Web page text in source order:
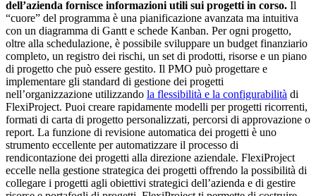
dell’azienda fornisce informazioni utili sui progetti in corso. Il
“cuore” del programma è una pianificazione avanzata ma intuitiva
con un diagramma di Gantt e schede Kanban. Per ogni progetto,
oltre alla schedulazione, è possibile sviluppare un budget finanziario
completo, un registro dei rischi, un set di prodotti, risorse e un piano
di progetto che può essere gestito. Il PMO può progettare e
implementare gli standard di gestione dei progetti
nell’organizzazione utilizzando la flessibilità e la configurabilità di
FlexiProject. Puoi creare rapidamente modelli per progetti ricorrenti,
formati di carta di progetto personalizzati, percorsi di approvazione o
report. La funzione di revisione automatica dei progetti è uno
strumento eccellente per automatizzare il processo di
rendicontazione dei progetti alla direzione aziendale. FlexiProject
eccelle nella gestione strategica dei progetti offrendo la possibilità di
collegare i progetti agli obiettivi strategici dell’azienda e di gestire